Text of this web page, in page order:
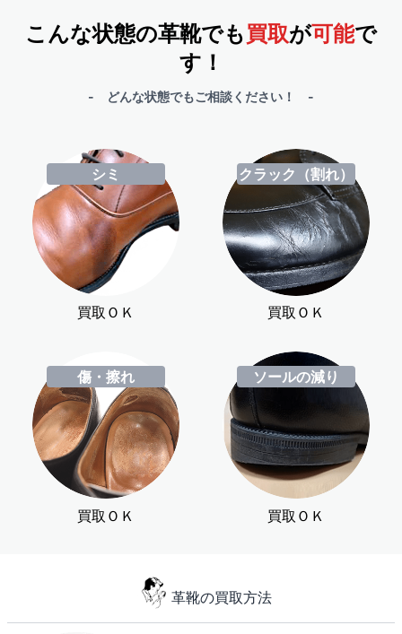
こんな状態の革靴でも買取が可能で
す！
- どんな状態でもご相談ください！ -
シミ
買取ＯＫ
クラック（割れ）
買取ＯＫ
傷・擦れ
買取ＯＫ
ソールの減り
買取ＯＫ
革靴の買取方法